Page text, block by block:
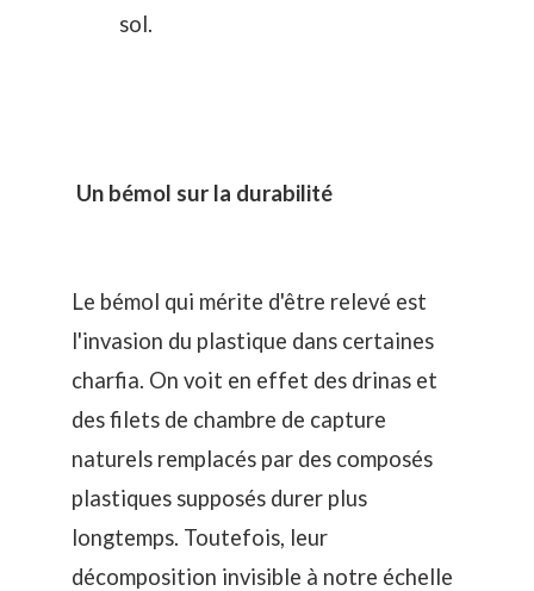
sol.
Un bémol sur la durabilité
Le bémol qui mérite d'être relevé est
l'invasion du plastique dans certaines
charfia. On voit en effet des drinas et
des filets de chambre de capture
naturels remplacés par des composés
plastiques supposés durer plus
longtemps. Toutefois, leur
décomposition invisible à notre échelle